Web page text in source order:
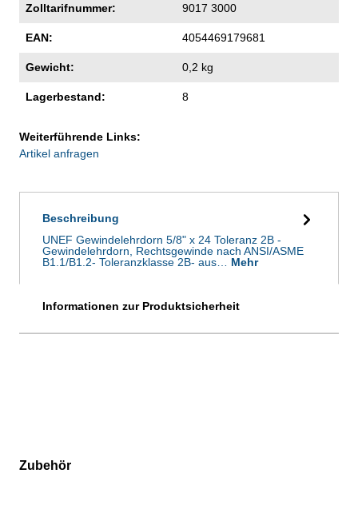
Zolltarifnummer: 9017 3000
EAN: 4054469179681
Gewicht: 0,2 kg
Lagerbestand: 8
Weiterführende Links:
Artikel anfragen
Beschreibung
UNEF Gewindelehrdorn 5/8" x 24 Toleranz 2B -
Gewindelehrdorn, Rechtsgewinde nach ANSI/ASME
B1.1/B1.2- Toleranzklasse 2B- aus… Mehr
Informationen zur Produktsicherheit
Produktgalerie überspringen
Zubehör